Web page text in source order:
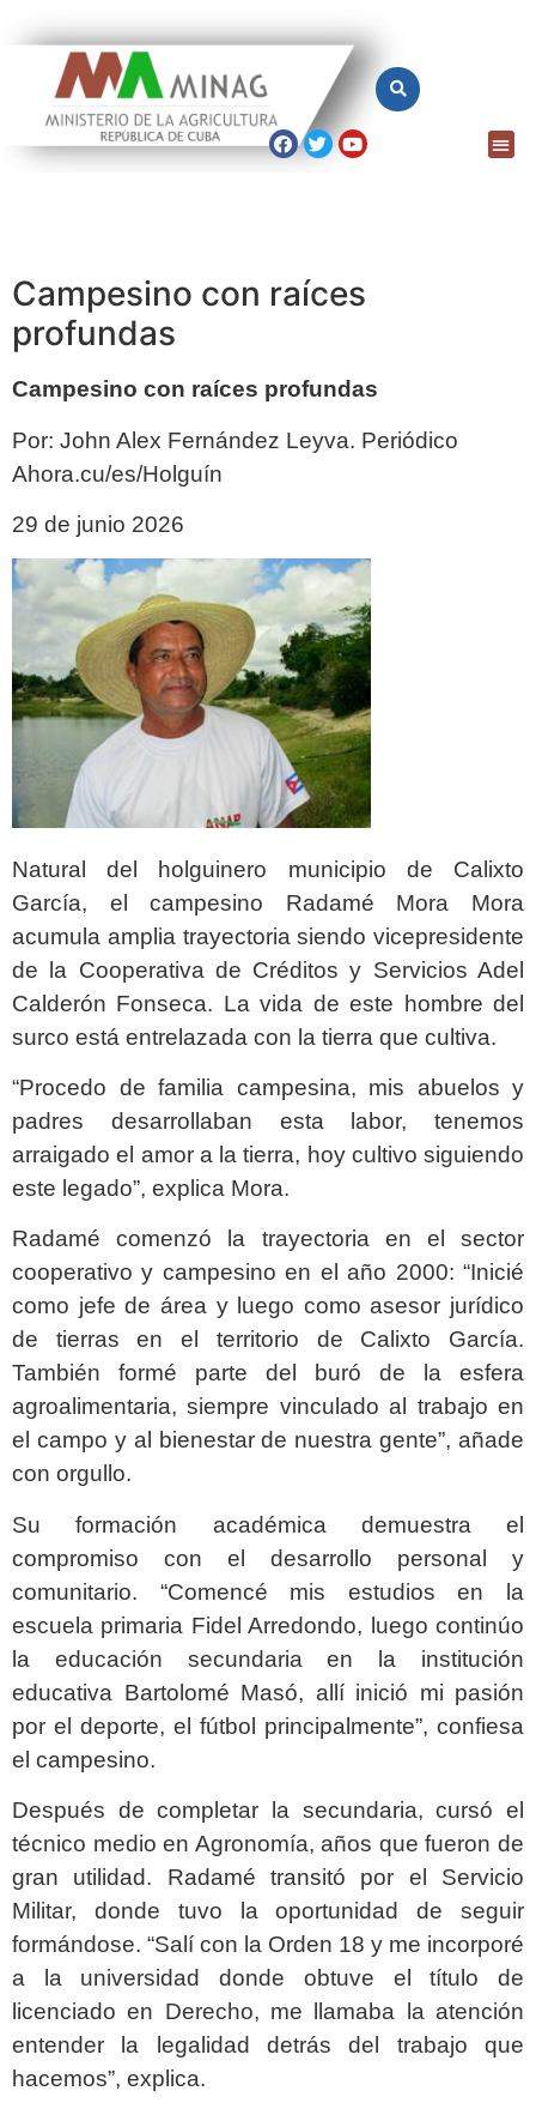
Campesino con raíces
profundas
Campesino con raíces profundas
Por: John Alex Fernández Leyva. Periódico
Ahora.cu/es/Holguín
29 de junio 2026
Natural del holguinero municipio de Calixto
García, el campesino Radamé Mora Mora
acumula amplia trayectoria siendo vicepresidente
de la Cooperativa de Créditos y Servicios Adel
Calderón Fonseca. La vida de este hombre del
surco está entrelazada con la tierra que cultiva.
“Procedo de familia campesina, mis abuelos y
padres desarrollaban esta labor, tenemos
arraigado el amor a la tierra, hoy cultivo siguiendo
este legado”, explica Mora.
Radamé comenzó la trayectoria en el sector
cooperativo y campesino en el año 2000: “Inicié
como jefe de área y luego como asesor jurídico
de tierras en el territorio de Calixto García.
También formé parte del buró de la esfera
agroalimentaria, siempre vinculado al trabajo en
el campo y al bienestar de nuestra gente”, añade
con orgullo.
Su formación académica demuestra el
compromiso con el desarrollo personal y
comunitario. “Comencé mis estudios en la
escuela primaria Fidel Arredondo, luego continúo
la educación secundaria en la institución
educativa Bartolomé Masó, allí inició mi pasión
por el deporte, el fútbol principalmente”, confiesa
el campesino.
Después de completar la secundaria, cursó el
técnico medio en Agronomía, años que fueron de
gran utilidad. Radamé transitó por el Servicio
Militar, donde tuvo la oportunidad de seguir
formándose. “Salí con la Orden 18 y me incorporé
a la universidad donde obtuve el título de
licenciado en Derecho, me llamaba la atención
entender la legalidad detrás del trabajo que
hacemos”, explica.